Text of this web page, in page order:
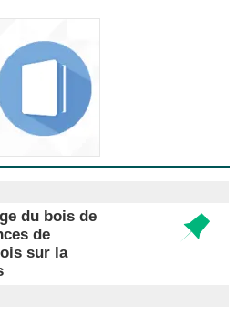
du bois de
de
sur la